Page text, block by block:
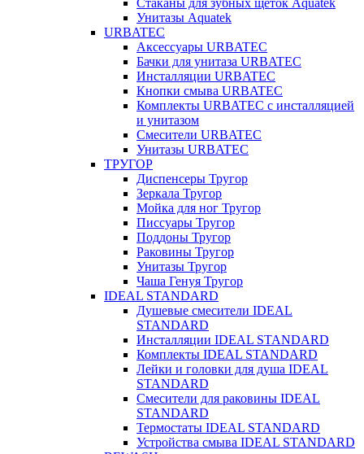
Стаканы для зубных щеток Aquatek
Унитазы Aquatek
URBATEC
Аксессуары URBATEC
Бачки для унитаза URBATEC
Инсталляции URBATEC
Кнопки смыва URBATEC
Комплекты URBATEC с инсталляцией
и унитазом
Смесители URBATEC
Унитазы URBATEC
ТРУГОР
Диспенсеры Тругор
Зеркала Тругор
Мойка для ног Тругор
Писсуары Тругор
Поддоны Тругор
Раковины Тругор
Унитазы Тругор
Чаша Генуя Тругор
IDEAL STANDARD
Душевые смесители IDEAL
STANDARD
Инсталляции IDEAL STANDARD
Комплекты IDEAL STANDARD
Лейки и головки для душа IDEAL
STANDARD
Смесители для раковины IDEAL
STANDARD
Термостаты IDEAL STANDARD
Устройства смыва IDEAL STANDARD